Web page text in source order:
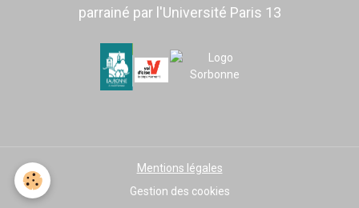
parrainé par l'Université Paris 13
Mentions légales
Gestion des cookies